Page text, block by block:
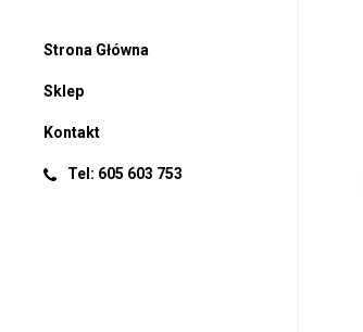
Strona Główna
Sklep
Kontakt
Tel: 605 603 753